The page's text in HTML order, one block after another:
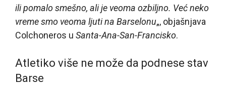
ili pomalo smešno, ali je veoma ozbiljno. Već neko
vreme smo veoma ljuti na Barselonu„, objašnjava
Colchoneros u Santa-Ana-San-Francisko.
Atletiko više ne može da podnese stav
Barse